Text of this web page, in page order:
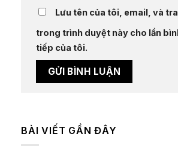
Lưu tên của tôi, email, và
trong trình duyệt này cho lần
tiếp của tôi.
BÀI VIẾT GẦN ĐÂY